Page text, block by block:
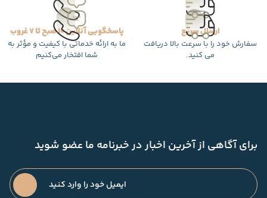
ارسال سریع
سفارش خود را با سرعت بالا دریافت
می کنید.
پاسخگویی آنلاین 10 صبح تا 7 غروب
ما به ارائه خدماتی با کیفیت و مؤثر به
شما افتخار می‌کنیم
برای آگاهی از آخرین اخبار در خبرنامه ما عضو شوید